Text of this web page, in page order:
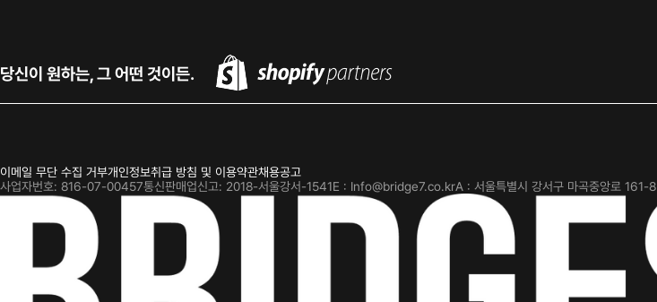
당신이 원하는, 그 어떤 것이든.
이메일 무단 수집 거부개인정보취급 방침 및 이용약관채용공고
사업자번호: 816-07-00457통신판매업신고: 2018-서울강서-1541E : Info@bridge7.co.krA : 서울특별시 강서구 마곡중앙로 161-8
BridgeSeven